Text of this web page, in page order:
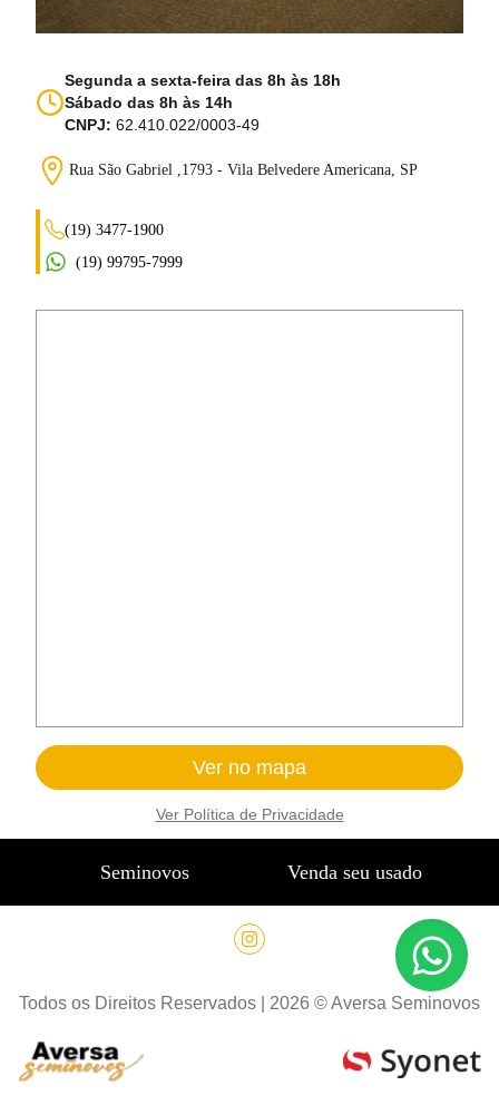
Segunda a sexta-feira das 8h às 18h
Sábado das 8h às 14h
CNPJ: 62.410.022/0003-49
Rua São Gabriel ,1793 - Vila Belvedere Americana, SP
(19) 3477-1900
(19) 99795-7999
Ver no mapa
Ver Política de Privacidade
Seminovos Venda seu usado
Todos os Direitos Reservados | 2026 ©Aversa Seminovos